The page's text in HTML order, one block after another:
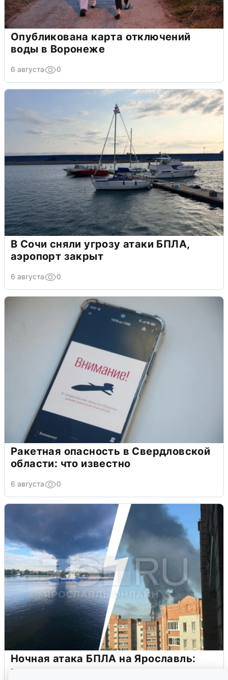
Опубликована карта отключений
воды в Воронеже
6 августа 0
В Сочи сняли угрозу атаки БПЛА,
аэропорт закрыт
6 августа 0
Ракетная опасность в Свердловской
области: что известно
6 августа 0
Ночная атака БПЛА на Ярославль:
попадания и последствия